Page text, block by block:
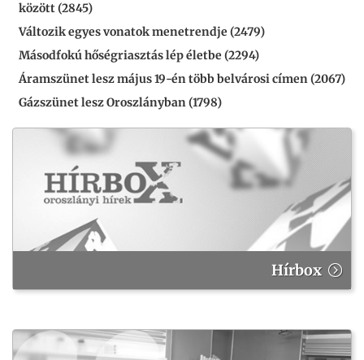
között (2845)
Változik egyes vonatok menetrendje (2479)
Másodfokú hőségriasztás lép életbe (2294)
Áramszünet lesz május 19-én több belvárosi címen (2067)
Gázszünet lesz Oroszlányban (1798)
Hírbox